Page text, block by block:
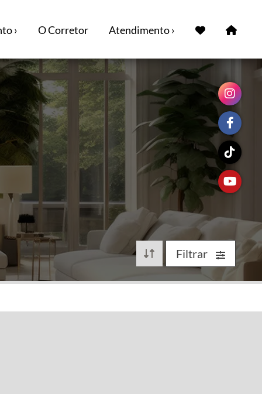
› O Corretor Atendimento ›
Filtrar